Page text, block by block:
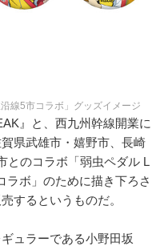
線5市コラボ」グッズイメージ
』と、西九州幹線開業に
県武雄市・嬉野市、長崎
とのコラボ「弱虫ペダル L
ラボ」のために描き下ろさ
するというものだ。
ュラーである小野田坂